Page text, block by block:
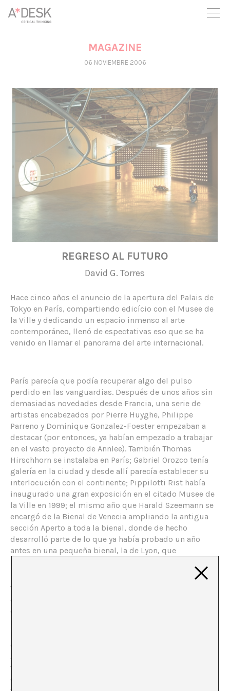
crees también en A*DESK seguimos necesitándote para poder
seguir adelante. Ahora puedes participar del proyecto y
apoyarlo.
MAGAZINE
06 NOVIEMBRE 2006
REGRESO AL FUTURO
David G. Torres
Hace cinco años el anuncio de la apertura del Palais de
Tokyo en París, compartiendo edicício con el Musee de
la Ville y dedicando un espacio inmenso al arte
contemporáneo, llenó de espectativas eso que se ha
venido en llamar el panorama del arte internacional.
París parecía que podía recuperar algo del pulso
perdido en las vanguardias. Después de unos años sin
demasiadas novedades desde Francia, una serie de
artistas encabezados por Pierre Huyghe, Philippe
Parreno y Dominique Gonzalez-Foester empezaban a
destacar (por entonces, ya habían empezado a trabajar
en el vasto proyecto de Annlee). También Thomas
Hirschhorn se instalaba en París; Gabriel Orozco tenía
galería en la ciudad y desde allí parecía establecer su
interlocución con el continente; Pippilotti Rist había
inaugurado una gran exposición en el citado Musee de
la Ville en 1999; el mismo año que Harald Szeemann se
encargó de la Bienal de Venecia ampliando la antigua
sección Aperto a toda la bienal, donde de hecho
desarrolló parte de lo que ya había probado un año
antes en una pequeña bienal, la de Lyon, que
brevemente se situaba en el mapa.
Y el Palais sería la guinda del pastel. Nicolas Bourriaud,
que con Jerome Sans se encargaría de una dirección
compartida, acavaba de publicar el célebre “La estética
relacional” que, más allá de sus contras, respondía a un
intento de explicación de una serie de trabajos en arte
contemporáneo (como, los del propio Pierre Huyghe,
Jens Hanning o Rirkrit Tiravanija): algo que llevaba
tiempo sin suceder y que lleva tiempo sin que vuelva a
ocurrir. Mucho antes de inaugurar editaron un libro